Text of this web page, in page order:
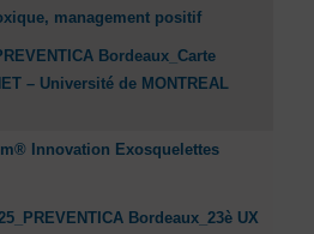
management positif
Bordeaux_Carte
– Université de MONTREAL
Innovation Exosquelettes
Bordeaux_23è UX